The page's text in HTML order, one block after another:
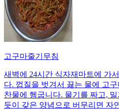
고구마줄기무침
새벽에 24시간 식자재마트에 가
다. 껍질을 벗겨서 끓는 물에 고
찬물에 헹굽니다. 물기를 짜고,
듯이 갖은 양념으로 버무리면 자